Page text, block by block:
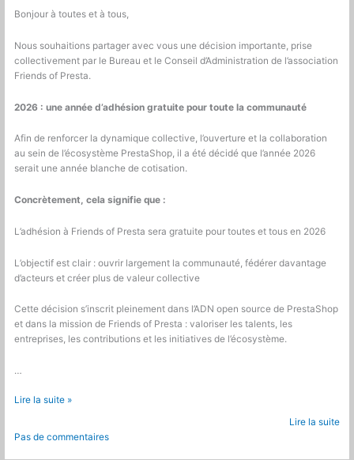
Bonjour à toutes et à tous,
Nous souhaitions partager avec vous une décision importante, prise
collectivement par le Bureau et le Conseil d’Administration de l’association
Friends of Presta.
2026 : une année d’adhésion gratuite pour toute la communauté
Afin de renforcer la dynamique collective, l’ouverture et la collaboration
au sein de l’écosystème PrestaShop, il a été décidé que l’année 2026
serait une année blanche de cotisation.
Concrètement, cela signifie que :
L’adhésion à Friends of Presta sera gratuite pour toutes et tous en 2026
L’objectif est clair : ouvrir largement la communauté, fédérer davantage
d’acteurs et créer plus de valeur collective
Cette décision s’inscrit pleinement dans l’ADN open source de PrestaShop
et dans la mission de Friends of Presta : valoriser les talents, les
entreprises, les contributions et les initiatives de l’écosystème.
…
Adhérez
of
Lire la suite »
Lire la suite
Pas de commentaires